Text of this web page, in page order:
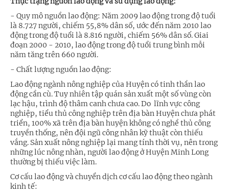
- Quy mô nguồn lao động: Năm 2009 lao động trong độ tuổi
là 8.727 người, chiếm 55,8% dân số, ước đến năm 2010 lao
động trong độ tuổi là 8.816 người, chiếm 56% dân số. Giai
đoạn 2000 - 2010, lao động trong độ tuổi trung bình mỗi
năm tăng trên 660 người.
- Chất lượng nguồn lao động:
Lao động ngành nông nghiệp của Huyện có tinh thần lao
động cần cù. Tuy nhiên tập quán sản xuất một số vùng còn
lạc hậu, trình độ thâm canh chưa cao. Do lĩnh vực công
nghiệp, tiểu thủ công nghiệp trên địa bàn Huyện chưa phát
triển, 100% xã trên địa bàn huyện không có nghề thủ công
truyền thống, nên đội ngũ công nhân kỹ thuật còn thiếu
vắng. Sản xuất nông nghiệp lại mang tính thời vụ, nên trong
những lúc nông nhàn, người lao động ở Huyện Minh Long
thường bị thiếu việc làm.
Cơ cấu lao động và chuyển dịch cơ cấu lao động theo ngành
kinh tế: